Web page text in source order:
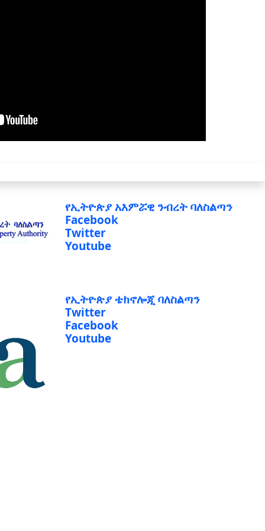
የኢትዮጵያ አእምሯዊ ንብረት ባለስልጣን
Facebook
Twitter
Youtube
የኢትዮጵያ ቴክኖሎጂ ባለስልጣን
Twitter
Facebook
Youtube